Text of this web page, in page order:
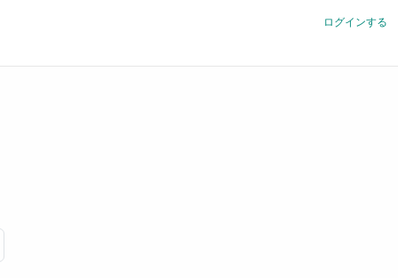
ログインする